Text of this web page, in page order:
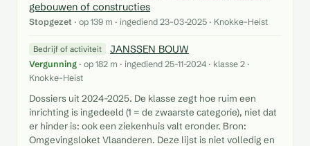
gebouwen of constructies
Stopgezet · op 139 m · ingediend 23-03-2025 · Knokke-Heist
Bedrijf of activiteit JANSSEN BOUW
Vergunning · op 182 m · ingediend 25-11-2024 · klasse 2 ·
Knokke-Heist
Dossiers uit 2024-2025. De klasse zegt hoe ruim een
inrichting is ingedeeld (1 = de zwaarste categorie), niet dat
er hinder is: ook een ziekenhuis valt eronder. Bron:
Omgevingsloket Vlaanderen. Deze lijst is niet volledig en